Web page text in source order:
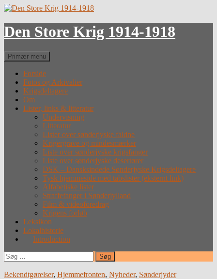
Hop
indhold
Den Store Krig 1914-1918
Søg
Primær menu
Forside
Fotos og Arkivalier
Krigsdeltagere
Om
Lister, links & litteratur
Undervisning
Litteratur
Lister over sønderjyske faldne
Krigergrave og mindesmærker
Liste over sønderjyske krigsfanger
Liste over sønderjyske desertører
DSK – Dansksindede Sønderjyske Krigsdeltagere
Tysk hjemmeside med tabslister (eksternt link)
Alfabetiske lister
Straffefanger i Sønderjylland
Film & videoforedrag
Krigens forløb
Leksikon
Lokalhistorie
Introduction
Søg
efter:
Bekendtgørelser, Hjemmefronten, Nyheder, Sønderjyder